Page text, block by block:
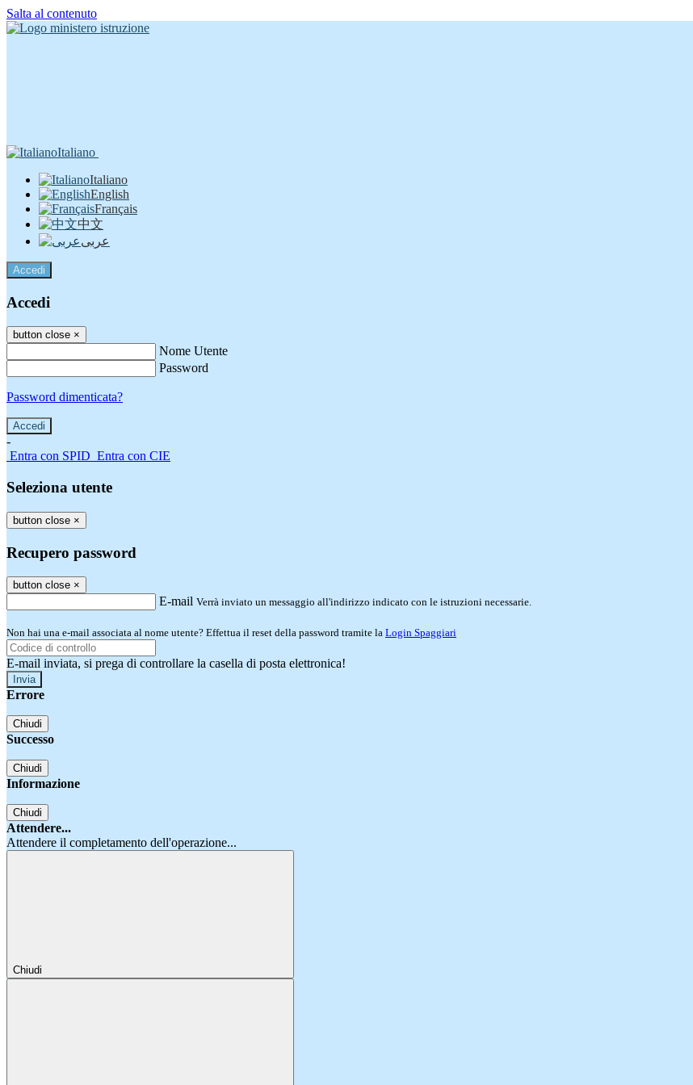
Salta al contenuto
Italiano
Italiano
English
Français
中文
عربى
Accedi
Accedi
button close ×
Nome Utente
Password
Password dimenticata?
-
Entra con SPID Entra con CIE
Seleziona utente
button close ×
Recupero password
button close ×
E-mail Verrà inviato un messaggio all'indirizzo indicato con le istruzioni necessarie.
Non hai una e-mail associata al nome utente? Effettua il reset della password tramite la Login Spaggiari
E-mail inviata, si prega di controllare la casella di posta elettronica!
Errore
Chiudi
Successo
Chiudi
Informazione
Chiudi
Attendere...
Attendere il completamento dell'operazione...
Chiudi